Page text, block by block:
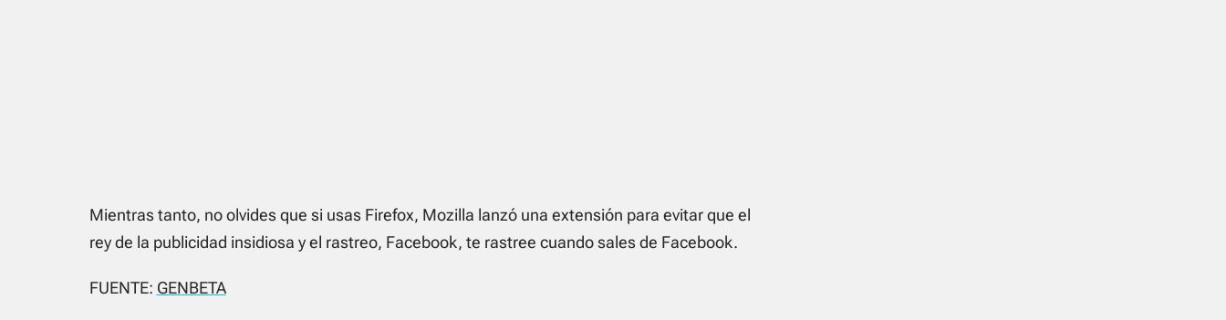
Mientras tanto, no olvides que si usas Firefox, Mozilla lanzó una extensión para evitar que el
rey de la publicidad insidiosa y el rastreo, Facebook, te rastree cuando sales de Facebook.
FUENTE: GENBETA